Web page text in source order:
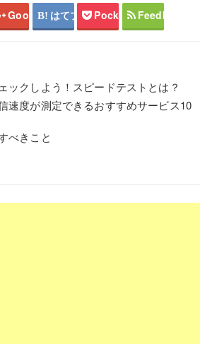
Google+ はてブ Pocket Feedly
ックしよう！スピードテストとは？
速度が測定できるおすすめサービス10
べきこと